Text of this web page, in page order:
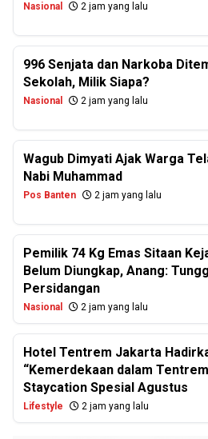
Nasional 2 jam yang lalu
996 Senjata dan Narkoba
Sekolah, Milik Siapa?
Nasional 2 jam yang lalu
Wagub Dimyati Ajak Warga
Nabi Muhammad
Pos Banten 2 jam yang lalu
Pemilik 74 Kg Emas Sitaan
Belum Diungkap, Anang:
Persidangan
Nasional 2 jam yang lalu
Hotel Tentrem Jakarta
“Kemerdekaan dalam
Staycation Spesial Agustus
Lifestyle 2 jam yang lalu